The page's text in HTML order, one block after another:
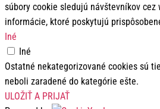
súbory cookie sledujú návštevníkov
informácie, ktoré poskytujú
Iné
Iné
Ostatné nekategorizované cookies sú
neboli zaradené do kategórie ešte.
ULOŽIŤ A PRIJAŤ